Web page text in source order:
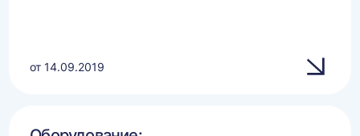
от 14.09.2019